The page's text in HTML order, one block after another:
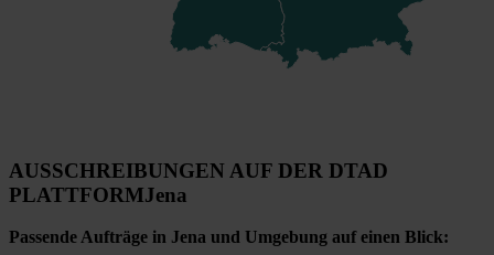
AUSSCHREIBUNGEN AUF DER DTAD
PLATTFORMJena
Passende Aufträge in Jena und Umgebung auf einen Blick: